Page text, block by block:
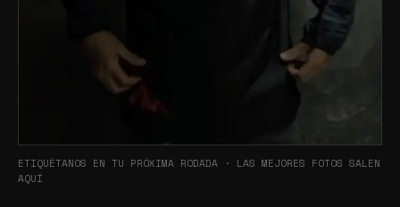
ETIQUÉTANOS EN TU PRÓXIMA RODADA · LAS MEJORES FOTOS SALEN
AQUÍ